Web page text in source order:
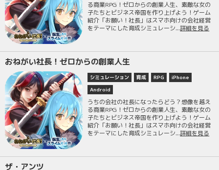
る商業RPG！ゼロからの創業人生、素敵な女の
子たちとビジネス帝国を作り上げよう！ゲーム
紹介「お願い！社長」はスマホ向けの会社経営
をテーマにした育成シミュレーシ...詳細を見る
おねがい社長！ゼロからの創業人生
シミュレーション 育成 RPG
iPhone
Android
うちの会社の社長になったらどう？想像を越え
る商業RPG！ゼロからの創業人生、素敵な女の
子たちとビジネス帝国を作り上げよう！ゲーム
紹介「お願い！社長」はスマホ向けの会社経営
をテーマにした育成シミュレーシ...詳細を見る
ザ・アンツ